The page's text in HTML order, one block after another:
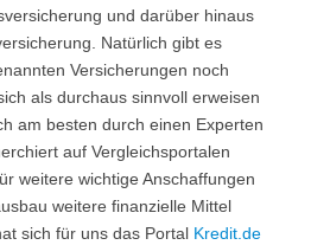
und darüber hinaus
Natürlich gibt es
Versicherungen noch
als durchaus sinnvoll erweisen
am besten durch einen Experten
auf Vergleichsportalen
weitere wichtige Anschaffungen
weitere finanzielle Mittel
sich für uns das Portal Kredit.de